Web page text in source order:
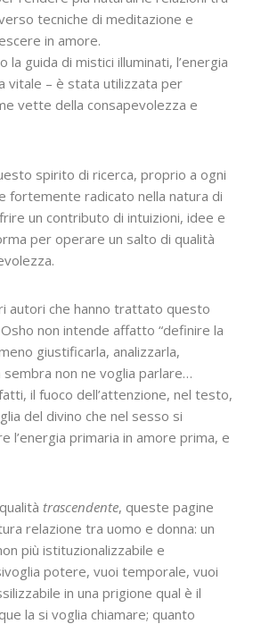
tecniche di meditazione e
in amore.
la guida di mistici illuminati, l’energia
vitale – è stata utilizzata per
vette della consapevolezza e
spirito di ricerca, proprio a ogni
fortemente radicato nella natura di
un contributo di intuizioni, idee e
per operare un salto di qualità
autori che hanno trattato questo
non intende affatto “definire la
giustificarla, analizzarla,
non ne voglia parlare…
il fuoco dell’attenzione, nel testo,
del divino che nel sesso si
l’energia primaria in amore prima, e
trascendente, queste pagine
relazione tra uomo e donna: un
più istituzionalizzabile e
potere, vuoi temporale, vuoi
in una prigione qual è il
la si voglia chiamare; quanto